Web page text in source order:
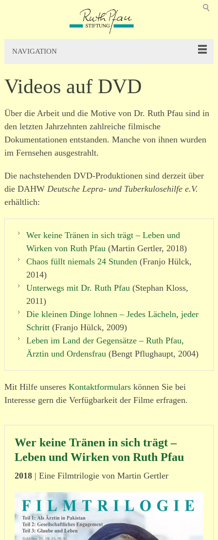
NAVIGATION
Videos auf DVD
Über die Arbeit und die Motive von Dr. Ruth Pfau sind in
den letzten Jahrzehnten zahl­reiche filmische
Dokumentationen entstanden. Manche von ihnen wurden
im Fernsehen ausge­strahlt.
Die nach­ste­henden DVD-Produktionen sind derzeit über
die DAHW Deutsche Lepra- und Tuber­ku­lo­se­hilfe e.V.
erhältlich:
Wer keine Tränen in sich trägt – Leben und
Wirken von Ruth Pfau (Martin Gertler, 2018)
Chaos füllt niemals 24 Stunden (Franjo Hülck,
2014)
Unterwegs mit Dr. Ruth Pfau (Stephan Kloss,
2011)
Die kleinen Dinge lohnen – Jedes Lächeln, jeder
Schritt(Franjo Hülck, 2009)
Leben im Land der Gegensätze – Ruth Pfau,
Ärztin und Ordensfrau (Bengt Pflughaupt, 2004)
Mit Hilfe unseres Kontaktformularskönnen Sie bei
Interesse gern die Verfügbarkeit der Filme erfragen.
Wer keine Tränen in sich trägt –
Leben und Wirken von Ruth Pfau
2018| Eine Filmtrilogie von Martin Gertler